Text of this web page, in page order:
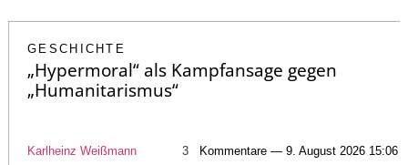
GESCHICHTE
„Hypermoral“ als Kampfansage gegen
„Humanitarismus“
Karlheinz Weißmann 3 Kommentare — 9. August 2026 15:06